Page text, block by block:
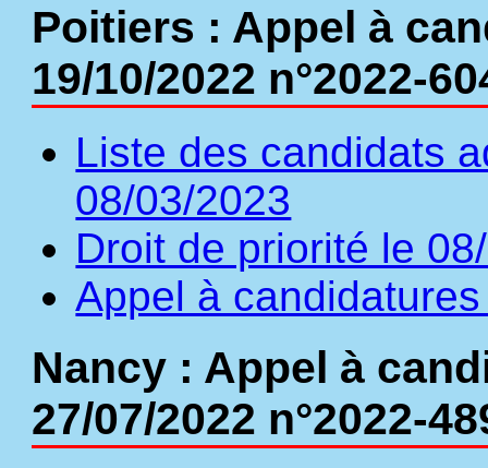
Poitiers : Appel à
19/10/2022 n°2022-
Liste des candidats
08/03/2023
Droit de priorité le
Appel à
Nancy : Appel à
27/07/2022 n°2022-